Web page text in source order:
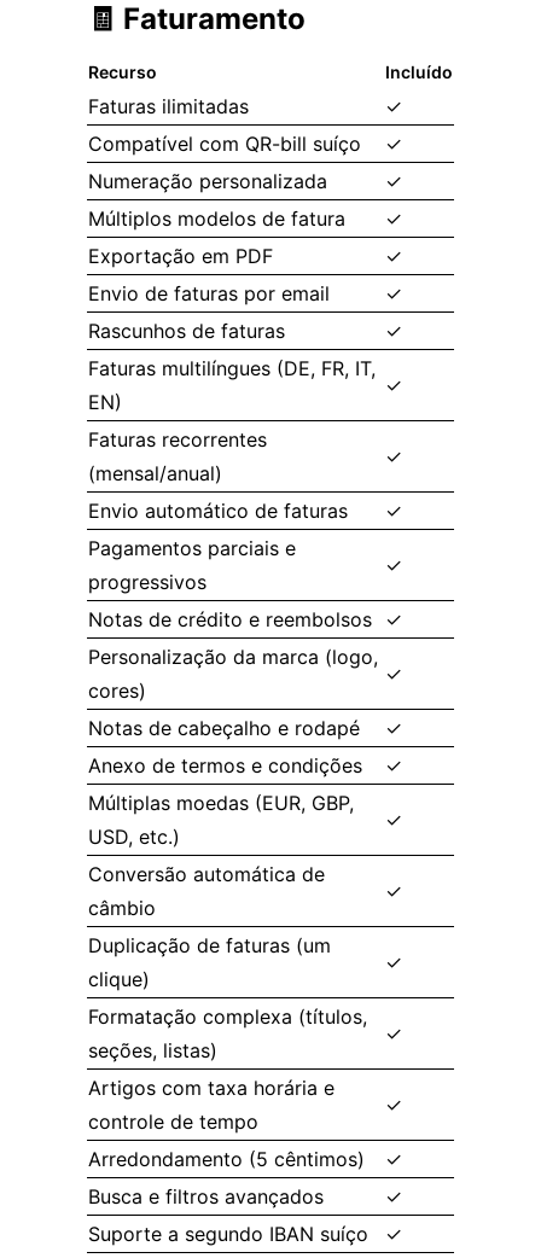
🧾 Faturamento
Recurso Incluído
Faturas ilimitadas
✓
Compatível com QR-bill suíço
✓
Numeração personalizada
✓
Múltiplos modelos de fatura
✓
Exportação em PDF
✓
Envio de faturas por email
✓
Rascunhos de faturas
✓
Faturas multilíngues (DE, FR, IT,
EN)
✓
Faturas recorrentes
(mensal/anual)
✓
Envio automático de faturas
✓
Pagamentos parciais e
progressivos
✓
Notas de crédito e reembolsos
✓
Personalização da marca (logo,
cores)
✓
Notas de cabeçalho e rodapé
✓
Anexo de termos e condições
✓
Múltiplas moedas (EUR, GBP,
USD, etc.)
✓
Conversão automática de
câmbio
✓
Duplicação de faturas (um
clique)
✓
Formatação complexa (títulos,
seções, listas)
✓
Artigos com taxa horária e
controle de tempo
✓
Arredondamento (5 cêntimos)
✓
Busca e filtros avançados
✓
Suporte a segundo IBAN suíço
✓